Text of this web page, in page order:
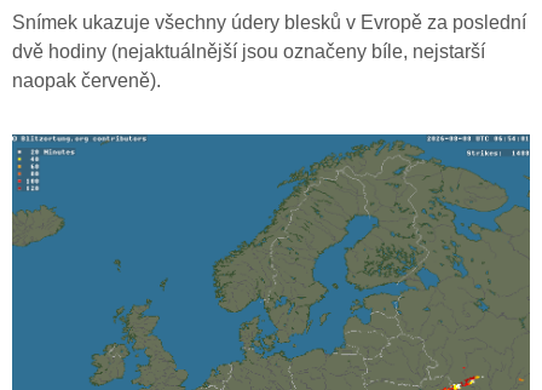
Snímek ukazuje všechny údery blesků v Evropě za poslední
dvě hodiny (nejaktuálnější jsou označeny bíle, nejstarší
naopak červeně).